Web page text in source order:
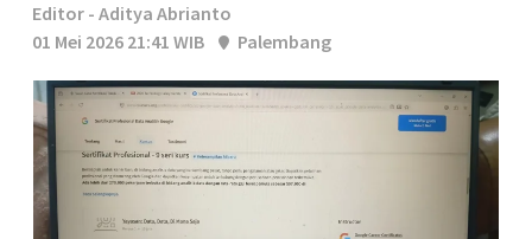
Editor - Aditya Abrianto
01 Mei 2026 21:41 WIB
Palembang